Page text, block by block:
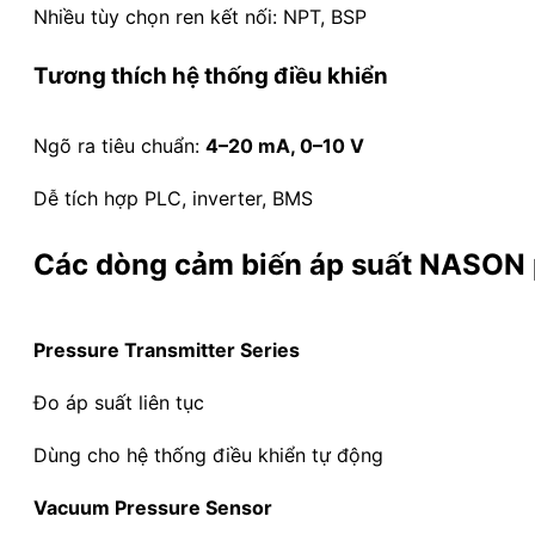
Nhiều tùy chọn ren kết nối: NPT, BSP
Tương thích hệ thống điều khiển
Ngõ ra tiêu chuẩn: 4–20 mA, 0–10 V
Dễ tích hợp PLC, inverter, BMS
Các dòng cảm biến áp suất
Pressure Transmitter Series
Đo áp suất liên tục
Dùng cho hệ thống điều khiển tự động
Vacuum Pressure Sensor